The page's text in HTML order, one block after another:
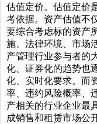
估值定价。估值定价
考依据。资产估值不
要综合考虑标的资产
施、法律环境、市场
产管理行业参与者的
化、证券化的趋势也
化、实时化要求。而
率、违约风险概率、
产相关的行业企业最
成销售和租赁市场公